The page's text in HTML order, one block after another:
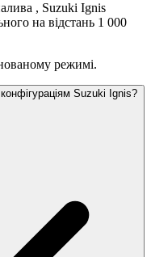
, Suzuki Ignis
на відстань 1 000
режимі.
Suzuki Ignis?